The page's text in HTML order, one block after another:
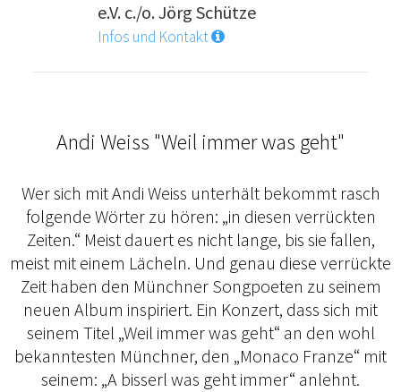
e.V. c./o. Jörg Schütze
Infos und Kontakt
Andi Weiss "Weil immer was geht"
Wer sich mit Andi Weiss unterhält bekommt rasch
folgende Wörter zu hören: „in diesen verrückten
Zeiten.“ Meist dauert es nicht lange, bis sie fallen,
meist mit einem Lächeln. Und genau diese verrückte
Zeit haben den Münchner Songpoeten zu seinem
neuen Album inspiriert. Ein Konzert, dass sich mit
seinem Titel „Weil immer was geht“ an den wohl
bekanntesten Münchner, den „Monaco Franze“ mit
seinem: „A bisserl was geht immer“ anlehnt.